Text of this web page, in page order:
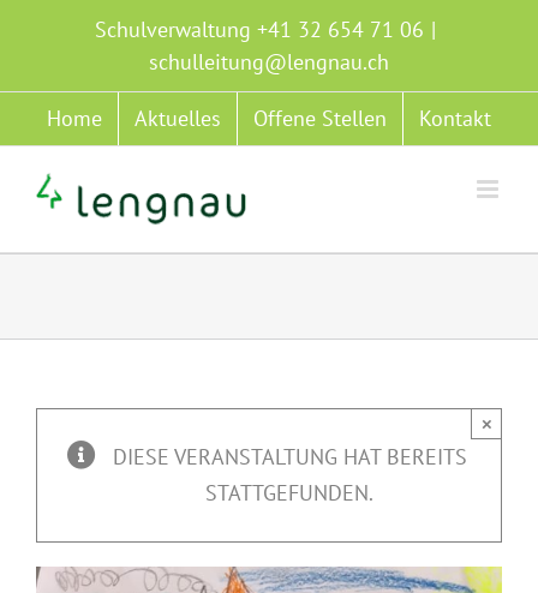
springen
Schulverwaltung +41 32 654 71 06 |
schulleitung@lengnau.ch
Home Aktuelles Offene Stellen Kontakt
DIESE VERANSTALTUNG HAT BEREITS
STATTGEFUNDEN.
×